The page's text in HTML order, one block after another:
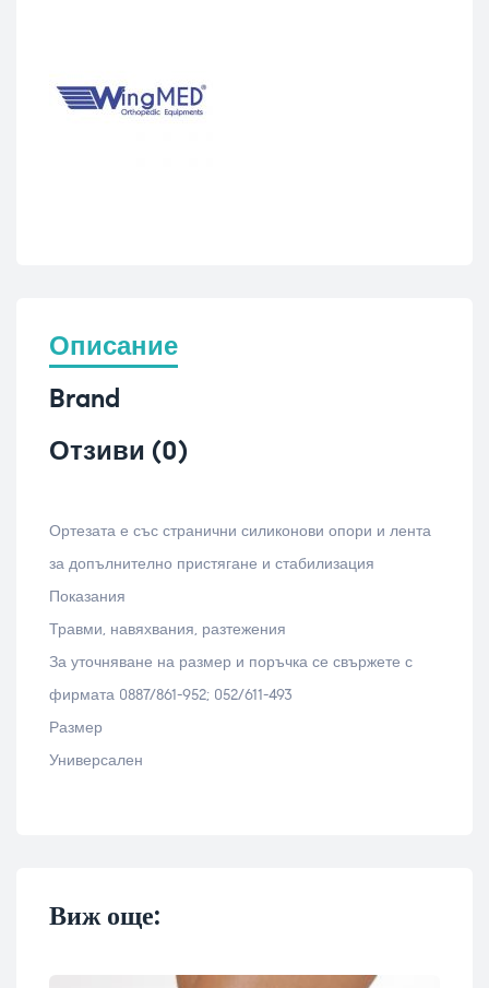
Описание
Brand
Отзиви (0)
Ортезата е със странични силиконови опори и лента
за допълнително пристягане и стабилизация
Показания
Травми, навяхвания, разтежения
За уточняване на размер и поръчка се свържете с
фирмата 0887/861-952; 052/611-493
Размер
Универсален
Виж още: